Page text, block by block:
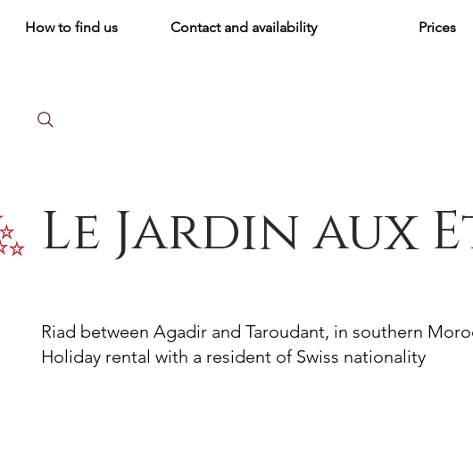
How to find us Contact and availability Prices
Le Jardin aux
Riad between Agadir and Taroudant, in southern
Holiday rental with a resident of Swiss nationality